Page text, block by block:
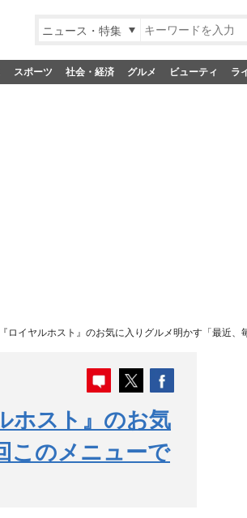
ニュース・特集
スポーツ 社会・経済 グルメ ビューティ ラ
ロイヤルホスト』のお気に入りグルメ明かす「最近、
ホスト』のお気
このメニューで